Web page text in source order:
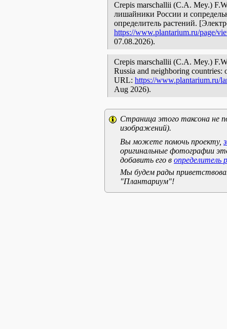
Crepis marschallii (C.A. Mey.)
лишайники России и
определитель растений.
https://www.plantarium.ru/page/
07.08.2026).
Crepis marschallii (C.A. Mey.)
Russia and neighboring
URL: https://www.plantarium.ru/
Aug 2026).
Страница этого таксона не
изображений).
Вы можете помочь проекту,
оригинальные фотографии
добавить его в определитель
Мы будем рады
"Плантариум"!